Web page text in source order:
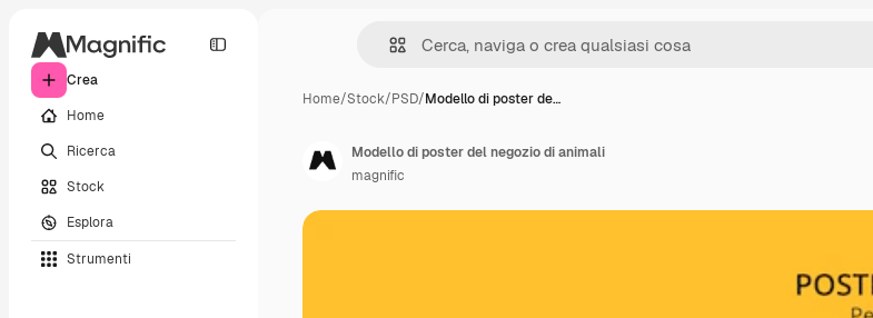
Crea
Home
Ricerca
Stock
Esplora
Strumenti
Home/Stock/PSD/Modello di poster de…
Modello di poster del negozio di animali
magnific